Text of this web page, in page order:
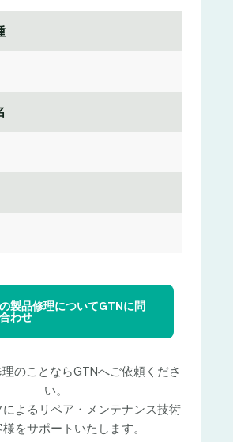
製品修理についてGTNに問
わせ
のことならGTNへご依頼くださ
い。
よるリペア・メンテナンス技術
をサポートいたします。